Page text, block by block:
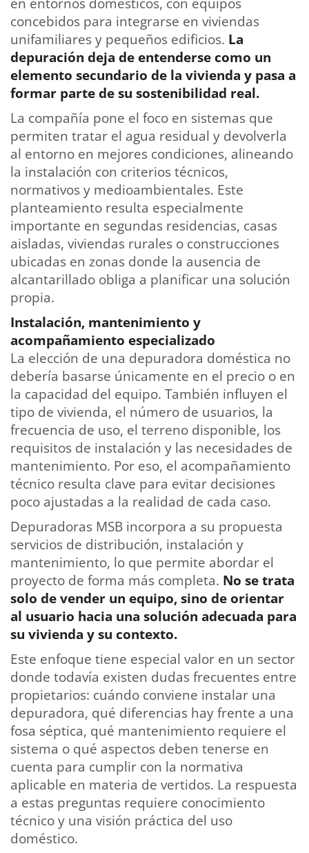
concebidos para integrarse en viviendas
unifamiliares y pequeños edificios. La
depuración deja de entenderse como un
elemento secundario de la vivienda y pasa a
formar parte de su sostenibilidad real.
La compañía pone el foco en sistemas que
permiten tratar el agua residual y devolverla
al entorno en mejores condiciones, alineando
la instalación con criterios técnicos,
normativos y medioambientales. Este
planteamiento resulta especialmente
importante en segundas residencias, casas
aisladas, viviendas rurales o construcciones
ubicadas en zonas donde la ausencia de
alcantarillado obliga a planificar una solución
propia.
Instalación, mantenimiento y
acompañamiento especializado
La elección de una depuradora doméstica no
debería basarse únicamente en el precio o en
la capacidad del equipo. También influyen el
tipo de vivienda, el número de usuarios, la
frecuencia de uso, el terreno disponible, los
requisitos de instalación y las necesidades de
mantenimiento. Por eso, el acompañamiento
técnico resulta clave para evitar decisiones
poco ajustadas a la realidad de cada caso.
Depuradoras MSB incorpora a su propuesta
servicios de distribución, instalación y
mantenimiento, lo que permite abordar el
proyecto de forma más completa. No se trata
solo de vender un equipo, sino de orientar
al usuario hacia una solución adecuada para
su vivienda y su contexto.
Este enfoque tiene especial valor en un sector
donde todavía existen dudas frecuentes entre
propietarios: cuándo conviene instalar una
depuradora, qué diferencias hay frente a una
fosa séptica, qué mantenimiento requiere el
sistema o qué aspectos deben tenerse en
cuenta para cumplir con la normativa
aplicable en materia de vertidos. La respuesta
a estas preguntas requiere conocimiento
técnico y una visión práctica del uso
doméstico.